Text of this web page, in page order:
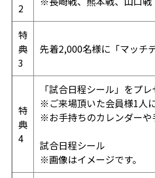
2
特
典
3
先着2,000名様に「マッチ
特
典
4
「試合日程シール」をプレ
※ご来場頂いた会員様1人
※お手持ちのカレンダーや
試合日程シール
※画像はイメージです。